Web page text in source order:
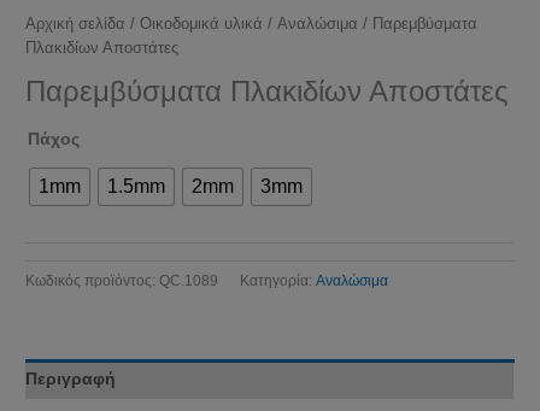
Αρχική σελίδα /Οικοδομικά υλικά /Αναλώσιμα / Παρεμβύσματα
Πλακιδίων Αποστάτες
Παρεμβύσματα Πλακιδίων Αποστάτες
Πάχος
1mm 1.5mm 2mm 3mm
Κωδικός προϊόντος:QC.1089 Κατηγορία:Αναλώσιμα
Περιγραφή